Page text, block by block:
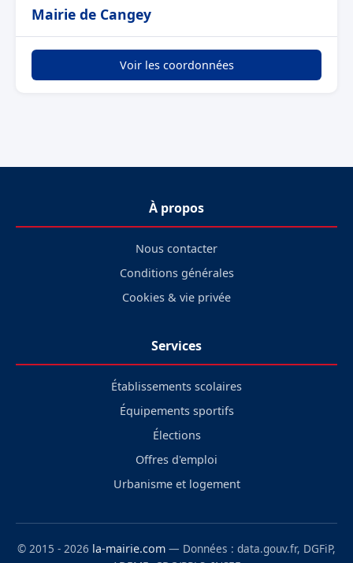
Mairie de Cangey
Voir les coordonnées
À propos
Nous contacter
Conditions générales
Cookies & vie privée
Services
Établissements scolaires
Équipements sportifs
Élections
Offres d'emploi
Urbanisme et logement
© 2015 - 2026 la-mairie.com — Données : data.gouv.fr, DGFiP,